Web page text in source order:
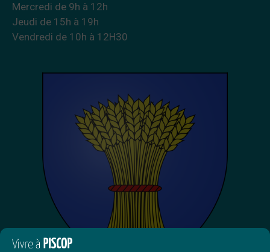
Mercredi de 9h à 12h
Jeudi de 15h à 19h
Vendredi de 10h à 12H30